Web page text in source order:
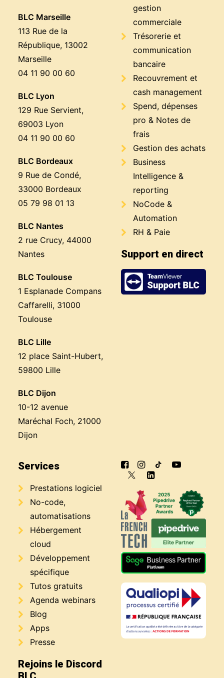
BLC Marseille
113 Rue de la
République, 13002
Marseille
04 11 90 00 60
BLC Lyon
129 Rue Servient,
69003 Lyon
04 11 90 00 60
BLC Bordeaux
9 Rue de Condé,
33000 Bordeaux
05 79 98 01 13
BLC Nantes
2 rue Crucy, 44000
Nantes
BLC Toulouse
1 Esplanade Compans
Caffarelli, 31000
Toulouse
BLC Lille
12 place Saint-Hubert,
59800 Lille
BLC Dijon
10-12 avenue
Maréchal Foch, 21000
Dijon
gestion
commerciale
Trésorerie et
communication
bancaire
Recouvrement et
cash management
Spend, dépenses
pro & Notes de
frais
Gestion des achats
Business
Intelligence &
reporting
NoCode &
Automation
RH & Paie
Support en direct
Services
Prestations logiciel
No-code,
automatisations
Hébergement
cloud
Développement
spécifique
Tutos gratuits
Agenda webinars
Blog
Apps
Presse
Rejoins le Discord